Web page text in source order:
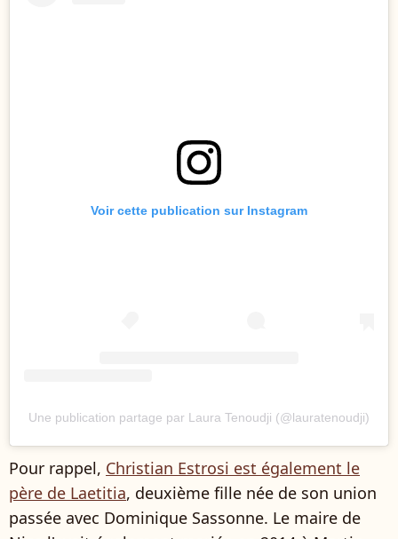
Voir cette publication sur Instagram
Une publication partage par Laura Tenoudji (@lauratenoudji)
Pour rappel, Christian Estrosi est également le
père de Laetitia, deuxième fille née de son union
passée avec Dominique Sassonne. Le maire de